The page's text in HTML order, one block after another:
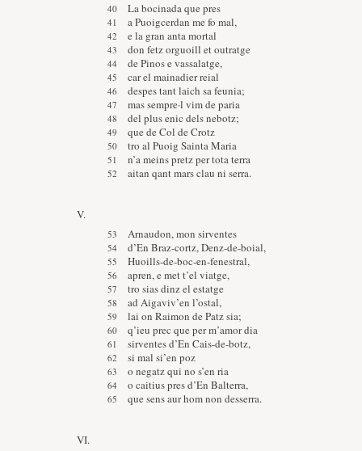
La bocinada que pres
a Puoigcerdan me fo mal,
e la gran anta mortal
don fetz orguoill et outratge
de Pinos e vassalatge,
car el mainadier reial
despes tant laich sa feunia;
mas sempre·l vim de paria
del plus enic dels nebotz;
que de Col de Crotz
tro al Puoig Sainta Maria
n’a meins pretz per tota terra
aitan qant mars clau ni serra.
V.
Arnaudon, mon sirventes
d’En Braz-cortz, Denz-de-boial,
Huoills-de-boc-en-fenestral,
apren, e met t’el viatge,
tro sias dinz el estatge
ad Aigaviv’en l’ostal,
lai on Raimon de Patz sia;
q’ieu prec que per m’amor dia
sirventes d’En Cais-de-botz,
si mal si’en poz
o negatz qui no s’en ria
o caitius pres d’En Balterra,
que sens aur hom non desserra.
VI.